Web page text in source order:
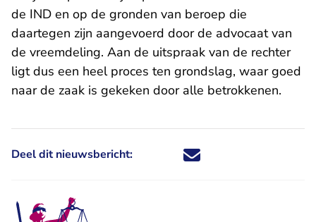
de IND en op de gronden van beroep die
daartegen zijn aangevoerd door de advocaat van
de vreemdeling. Aan de uitspraak van de rechter
ligt dus een heel proces ten grondslag, waar goed
naar de zaak is gekeken door alle betrokkenen.
Deel dit nieuwsbericht: Deel dit nieuwsbericht via X -
Deel dit nieuwsbericht via
Deel dit nieuwsbericht
Deel dit